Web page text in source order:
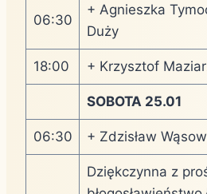
06:30
+ Agnieszka
Duży
18:00 + Krzysztof
SOBOTA 25.01
06:30 + Zdzisław
Dziękczynna z